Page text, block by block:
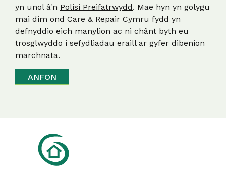
yn unol â'n Polisi Preifatrwydd. Mae hyn yn golygu
mai dim ond Care & Repair Cymru fydd yn
defnyddio eich manylion ac ni chânt byth eu
trosglwyddo i sefydliadau eraill ar gyfer dibenion
marchnata.